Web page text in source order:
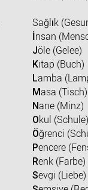
Sağlık
İnsan
Jöle (Gelee)
Kitap (Buch)
Lamba
Masa (Tisch)
Nane (Minz)
Okul (Schule)
Öğrenci
Pencere
Renk (Farbe)
Sevgi (Liebe)